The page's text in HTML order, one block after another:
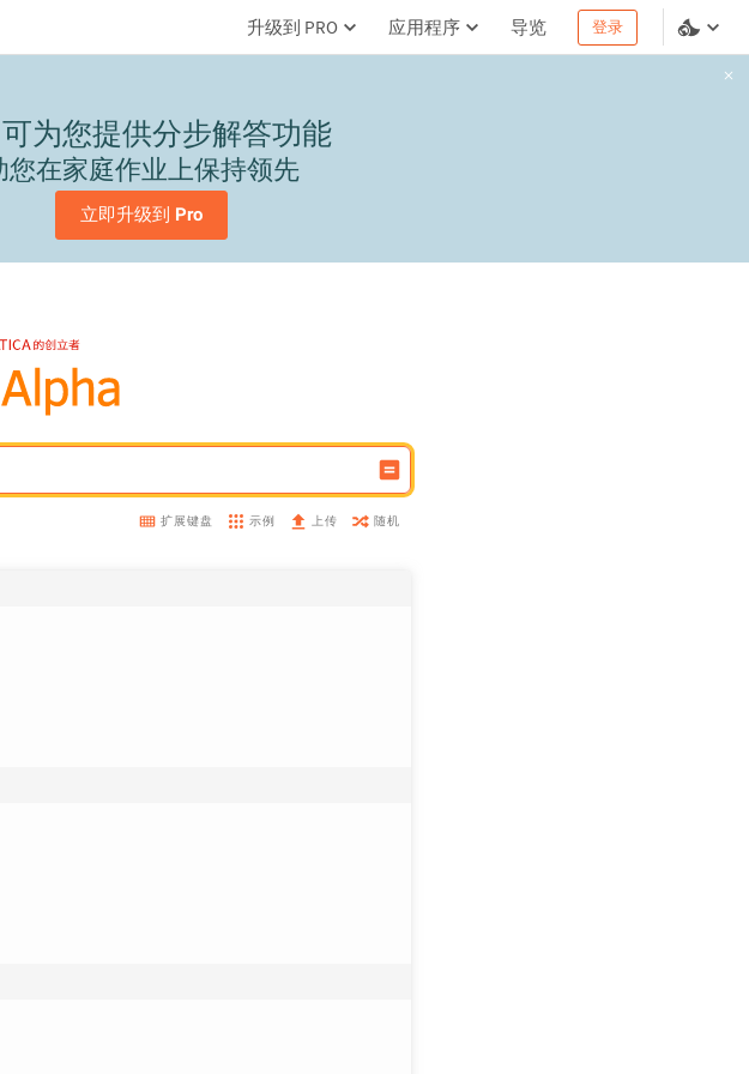
升级到 PRO 应用程序 导览 登录
可为您提供分步解答功能
您在家庭作业上保持领先
立即升级到 Pro
扩展键盘 示例 上传 随机